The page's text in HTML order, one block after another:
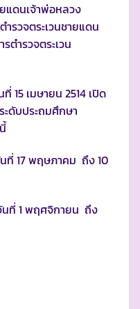
ดนเจ้าพ่อหลวง
วจตระเวนชายแดน
ำรวจตระเวน
เมษายน 2514 เปิด
ดับประถมศึกษา
พฤษภาคม ถึง 10
พฤศจิกายน ถึง